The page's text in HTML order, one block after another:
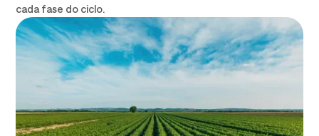
cada fase do ciclo.